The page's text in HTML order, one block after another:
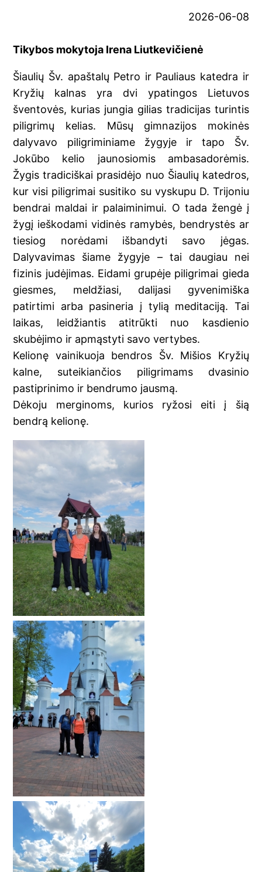
2026-06-08
Tikybos mokytoja Irena Liutkevičienė
Šiaulių Šv. apaštalų Petro ir Pauliaus katedra ir
Kryžių kalnas yra dvi ypatingos Lietuvos
šventovės, kurias jungia gilias tradicijas turintis
piligrimų kelias. Mūsų gimnazijos mokinės
dalyvavo piligriminiame žygyje ir tapo Šv.
Jokūbo kelio jaunosiomis ambasadorėmis.
Žygis tradiciškai prasidėjo nuo Šiaulių katedros,
kur visi piligrimai susitiko su vyskupu D. Trijoniu
bendrai maldai ir palaiminimui. O tada žengė į
žygį ieškodami vidinės ramybės, bendrystės ar
tiesiog norėdami išbandyti savo jėgas.
Dalyvavimas šiame žygyje – tai daugiau nei
fizinis judėjimas. Eidami grupėje piligrimai gieda
giesmes, meldžiasi, dalijasi gyvenimiška
patirtimi arba pasineria į tylią meditaciją. Tai
laikas, leidžiantis atitrūkti nuo kasdienio
skubėjimo ir apmąstyti savo vertybes.
Kelionę vainikuoja bendros Šv. Mišios Kryžių
kalne, suteikiančios piligrimams dvasinio
pastiprinimo ir bendrumo jausmą.
Dėkoju merginoms, kurios ryžosi eiti į šią
bendrą kelionę.